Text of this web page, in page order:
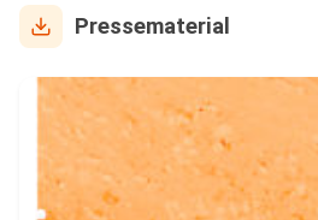
Pressematerial